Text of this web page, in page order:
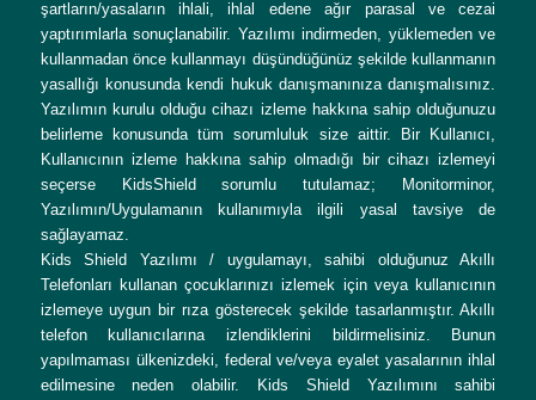
şartların/yasaların ihlali, ihlal edene ağır parasal ve cezai
yaptırımlarla sonuçlanabilir. Yazılımı indirmeden, yüklemeden ve
kullanmadan önce kullanmayı düşündüğünüz şekilde kullanmanın
yasallığı konusunda kendi hukuk danışmanınıza danışmalısınız.
Yazılımın kurulu olduğu cihazı izleme hakkına sahip olduğunuzu
belirleme konusunda tüm sorumluluk size aittir. Bir Kullanıcı,
Kullanıcının izleme hakkına sahip olmadığı bir cihazı izlemeyi
seçerse KidsShield sorumlu tutulamaz; Monitorminor,
Yazılımın/Uygulamanın kullanımıyla ilgili yasal tavsiye de
sağlayamaz.
Kids Shield Yazılımı / uygulamayı, sahibi olduğunuz Akıllı
Telefonları kullanan çocuklarınızı izlemek için veya kullanıcının
izlemeye uygun bir rıza gösterecek şekilde tasarlanmıştır. Akıllı
telefon kullanıcılarına izlendiklerini bildirmelisiniz. Bunun
yapılmaması ülkenizdeki, federal ve/veya eyalet yasalarının ihlal
edilmesine neden olabilir. Kids Shield Yazılımını sahibi